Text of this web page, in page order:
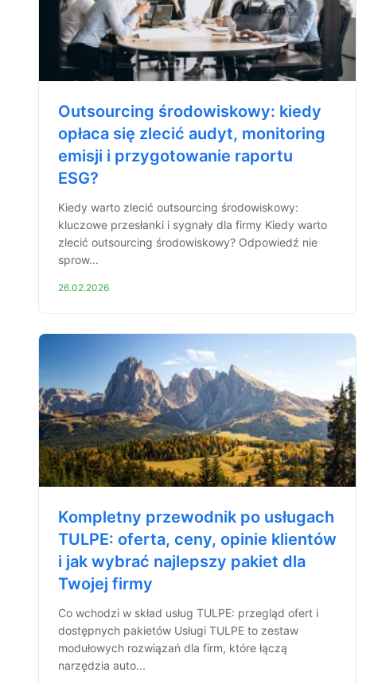
Outsourcing środowiskowy: kiedy
opłaca się zlecić audyt, monitoring
emisji i przygotowanie raportu
ESG?
Kiedy warto zlecić outsourcing środowiskowy:
kluczowe przesłanki i sygnały dla firmy Kiedy warto
zlecić outsourcing środowiskowy? Odpowiedź nie
sprow...
26.02.2026
Kompletny przewodnik po usługach
TULPE: oferta, ceny, opinie klientów
i jak wybrać najlepszy pakiet dla
Twojej firmy
Co wchodzi w skład usług TULPE: przegląd ofert i
dostępnych pakietów Usługi TULPE to zestaw
modułowych rozwiązań dla firm, które łączą
narzędzia auto...